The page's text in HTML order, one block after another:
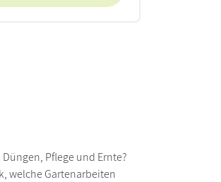
Pflege und Ernte?
welche Gartenarbeiten